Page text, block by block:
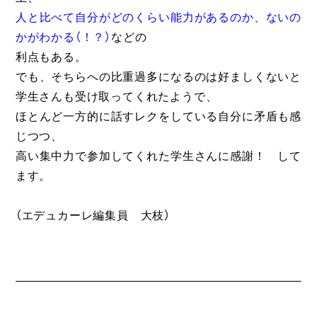
人と比べて自分がどのくらい能力があるのか、ないの
かがわかる（！？） などの
利点もある。
でも、そちらへの比重過多になるのは好ましくないと
学生さんも受け取ってくれたようで、
ほとんど一方的に話すレクをしている自分に矛盾も感
じつつ、
高い集中力で参加してくれた学生さんに感謝！ して
ます。
（エデュカーレ編集員 大枝）